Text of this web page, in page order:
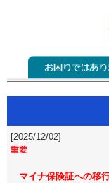
[2025/12/02]
マイナ保険証への移